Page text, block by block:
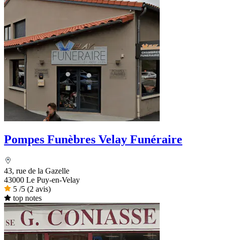
Pompes Funèbres Velay Funéraire
43, rue de la Gazelle
43000 Le Puy-en-Velay
5 /5 (2 avis)
top notes